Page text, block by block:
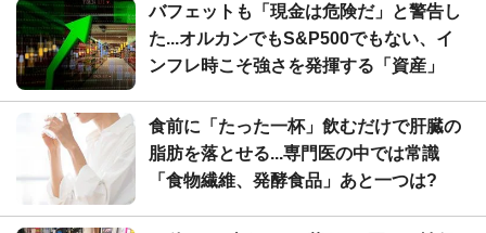
バフェットも「現金は危険だ」と警告し
た...オルカンでもS&P500でもない、イ
ンフレ時こそ強さを発揮する「資産」
食前に「たった一杯」飲むだけで肝臓の
脂肪を落とせる...専門医の中では常識
「食物繊維、発酵食品」あと一つは?